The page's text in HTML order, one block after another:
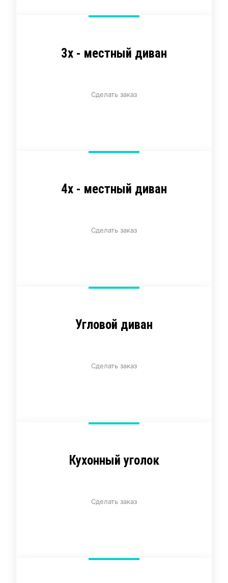
3х - местный диван
Сделать заказ
4х - местный диван
Сделать заказ
Угловой диван
Сделать заказ
Кухонный уголок
Сделать заказ